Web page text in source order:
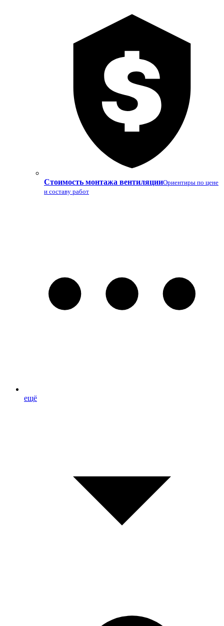
Стоимость монтажа вентиляцииОриентиры по цене
и составу работ
ещё